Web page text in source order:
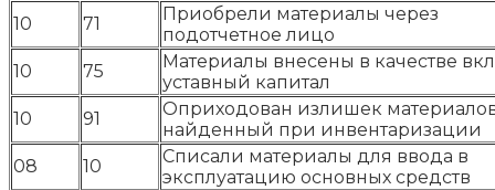
10
71
Приобрели материалы через
подотчетное лицо
10
75
Материалы внесены в качестве
уставный капитал
10
91
Оприходован излишек
найденный при инвентаризации
08
10
Списали материалы для ввода в
эксплуатацию основных средств